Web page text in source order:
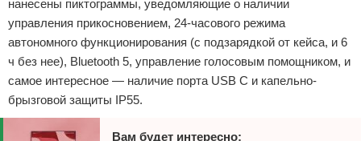
нанесены пиктограммы, уведомляющие о наличии
управления прикосновением, 24-часового режима
автономного функционирования (с подзарядкой от кейса, и 6
ч без нее), Bluetooth 5, управление голосовым помощником, и
самое интересное — наличие порта USB C и капельно-
брызговой защиты IP55.
Вам будет интересно: